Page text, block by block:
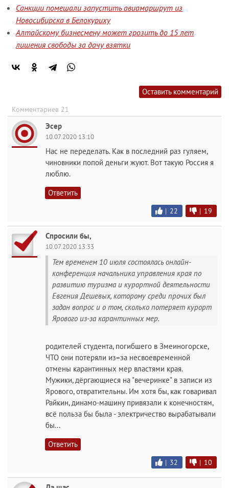
Санкции помешали запустить авиамаршрут из
Новосибирска в Белокуриху
Алтайскому бизнесмену может грозить до 15 лет
лишения свободы за дачу взятки
Оставить комментарий
Комментариев 21
Эсер
10.07.2020 13:10
Нас не переделать. Как в последний раз гуляем,
чиновники попой деньги жуют. Вот такую Россия я
люблю.
Ответить
| 22 | 19
Спросили бы,
10.07.2020 13:33
Тем временем 10 июля состоялась онлайн-
конференция начальника управления края по
развитию туризма и курортной деятельности
Евгения Дешевых, которому среди прочих был
задан вопрос и о том, сколько потеряет курорт
Ярового из-за карантинных мер.
родителей студента, погибшего в Змеиногорске,
ЧТО они потеряли из=за несвоевременной
отмены карантинных мер властями края.
Мужики, дёргающиеся на "вечеринке" в записи из
Ярового, отвратительны. Им хотя бы, как говаривал
Райкин, динамо-машину привязали к конечностям,
всё польза бы была - электричество вырабатывали
бы...
Ответить
| 32 | 10